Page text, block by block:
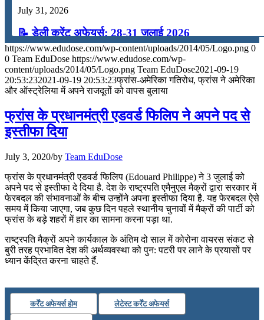
July 31, 2026
📝 डेली करेंट अफेयर्स: 28-31 जुलाई 2026
July 28, 2026
📝 डेली करेंट अफेयर्स: 25-27 जुलाई 2026
📝 डेली करेंट अफेयर्स: 22-24 जुलाई 2026
📝 डेली करेंट अफेयर्स: 19-21 जुलाई 2026
July 19, 2026
📝 डेली करेंट अफेयर्स: 16-18 जुलाई 2026
July 16, 2026
📝 डेली करेंट अफेयर्स: 13-15 जुलाई 2026
https://www.edudose.com/wp-content/uploads/2014/05/Logo.png 0
0 Team EduDose https://www.edudose.com/wp-
content/uploads/2014/05/Logo.png Team EduDose2021-09-19
20:53:232021-09-19 20:53:23फ्रांस-अमेरिका गतिरोध, फ्रांस ने अमेरिका
और ऑस्ट्रेलिया में अपने राजदूतों को वापस बुलाया
फ्रांस के प्रधानमंत्री एडवर्ड फिलिप ने अपने पद से
इस्तीफा दिया
July 3, 2020/by Team EduDose
फ्रांस के प्रधानमंत्री एडवर्ड फिलिप (Edouard Philippe) ने 3 जुलाई को
अपने पद से इस्तीफा दे दिया है. देश के राष्ट्रपति एमैनुएल मैक्रों द्वारा सरकार में
फेरबदल की संभावनाओं के बीच उन्होंने अपना इस्तीफा दिया है. यह फेरबदल ऐसे
समय में किया जाएगा, जब कुछ दिन पहले स्थानीय चुनावों में मैक्रों की पार्टी को
फ्रांस के बड़े शहरों में हार का सामना करना पड़ा था.
राष्ट्रपति मैक्रों अपने कार्यकाल के अंतिम दो साल में कोरोना वायरस संकट से
बुरी तरह प्रभावित देश की अर्थव्यवस्था को पुन: पटरी पर लाने के प्रयासों पर
ध्यान केंद्रित करना चाहते हैं.
कर्रेंट अफेयर्स होम लेटेस्ट कर्रेंट अफेयर्स